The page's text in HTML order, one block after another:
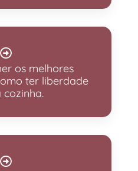
os melhores
ter liberdade
cozinha.